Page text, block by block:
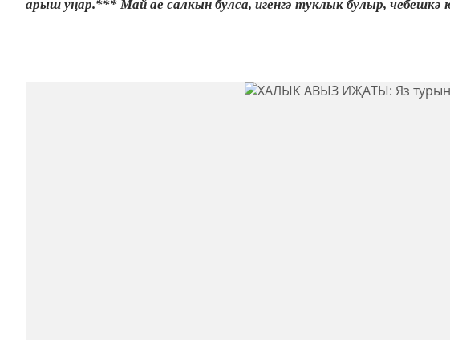
арыш уңар.*** Май ае салкын булса, игенгә туклык булыр,